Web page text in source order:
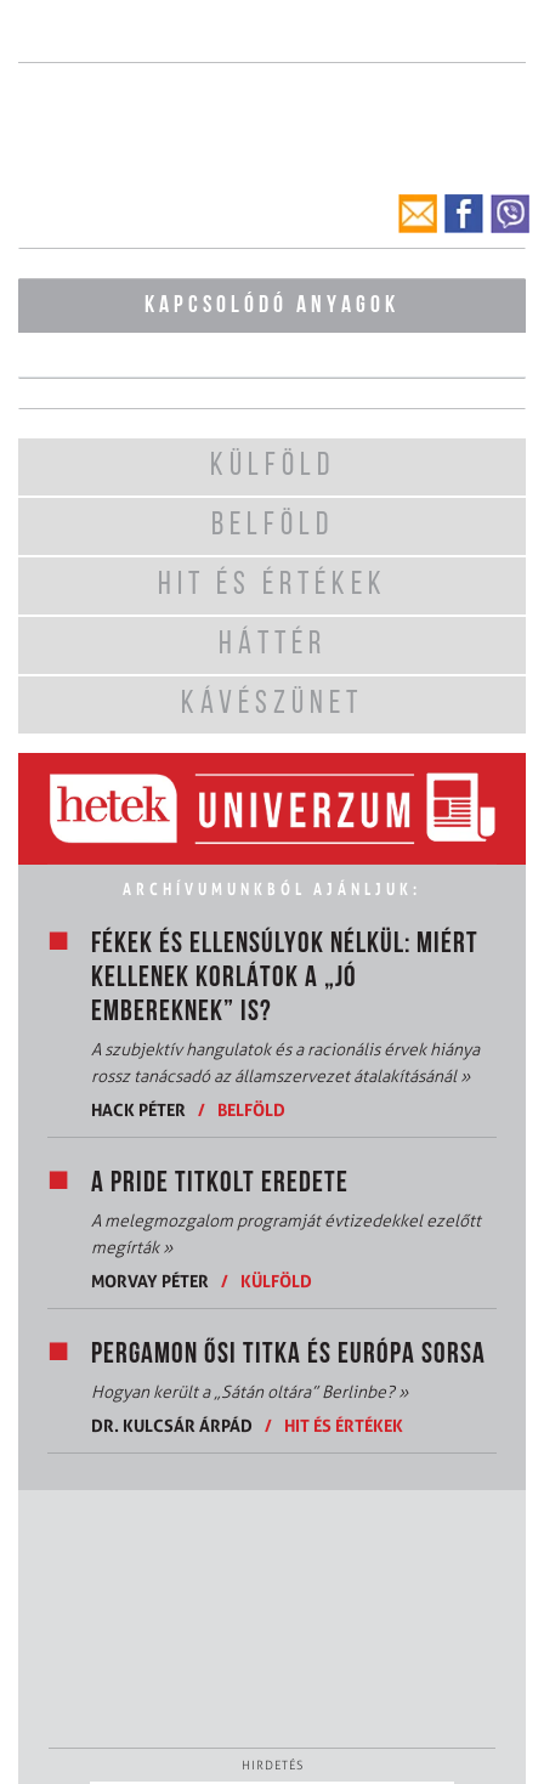
KAPCSOLÓDÓ ANYAGOK
KÜLFÖLD
BELFÖLD
HIT ÉS ÉRTÉKEK
HÁTTÉR
KÁVÉSZÜNET
ARCHÍVUMUNKBÓL AJÁNLJUK:
FÉKEK ÉS ELLENSÚLYOK NÉLKÜL: MIÉRT
KELLENEK KORLÁTOK A „JÓ
EMBEREKNEK” IS?
A szubjektív hangulatok és a racionális érvek hiánya
rossz tanácsadó az államszervezet átalakításánál»
HACK PÉTER
/ BELFÖLD
A PRIDE TITKOLT EREDETE
A melegmozgalom programját évtizedekkel ezelőtt
megírták»
MORVAY PÉTER
/ KÜLFÖLD
PERGAMON ŐSI TITKA ÉS EURÓPA SORSA
Hogyan került a „Sátán oltára” Berlinbe?»
DR. KULCSÁR ÁRPÁD
/ HIT ÉS ÉRTÉKEK
HIRDETÉS